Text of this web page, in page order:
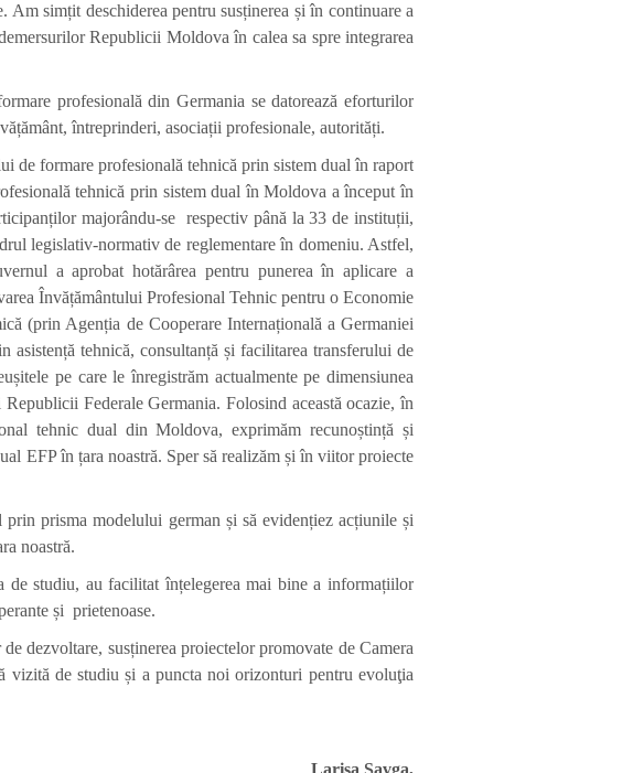
simțit deschiderea pentru susținerea și în continuare a
Republicii Moldova în calea sa spre integrarea
profesională din Germania se datorează eforturilor
întreprinderi, asociații profesionale, autorități.
de formare profesională tehnică prin sistem dual în raport
tehnică prin sistem dual în Moldova a început în
majorându-se respectiv până la 33 de instituții,
legislativ-normativ de reglementare în domeniu. Astfel,
a aprobat hotărârea pentru punerea în aplicare a
Învățământului Profesional Tehnic pentru o Economie
(prin Agenția de Cooperare Internațională a Germaniei
tehnică, consultanță și facilitarea transferului de
pe care le înregistrăm actualmente pe dimensiunea
Federale Germania. Folosind această ocazie, în
tehnic dual din Moldova, exprimăm recunoștință și
EFP în țara noastră. Sper să realizăm și în viitor proiecte
prisma modelului german și să evidențiez acțiunile și
noastră.
studiu, au facilitat înțelegerea mai bine a informațiilor
și prietenoase.
dezvoltare, susținerea proiectelor promovate de Camera
vizită de studiu și a puncta noi orizonturi pentru evoluţia
Larisa Șavga,